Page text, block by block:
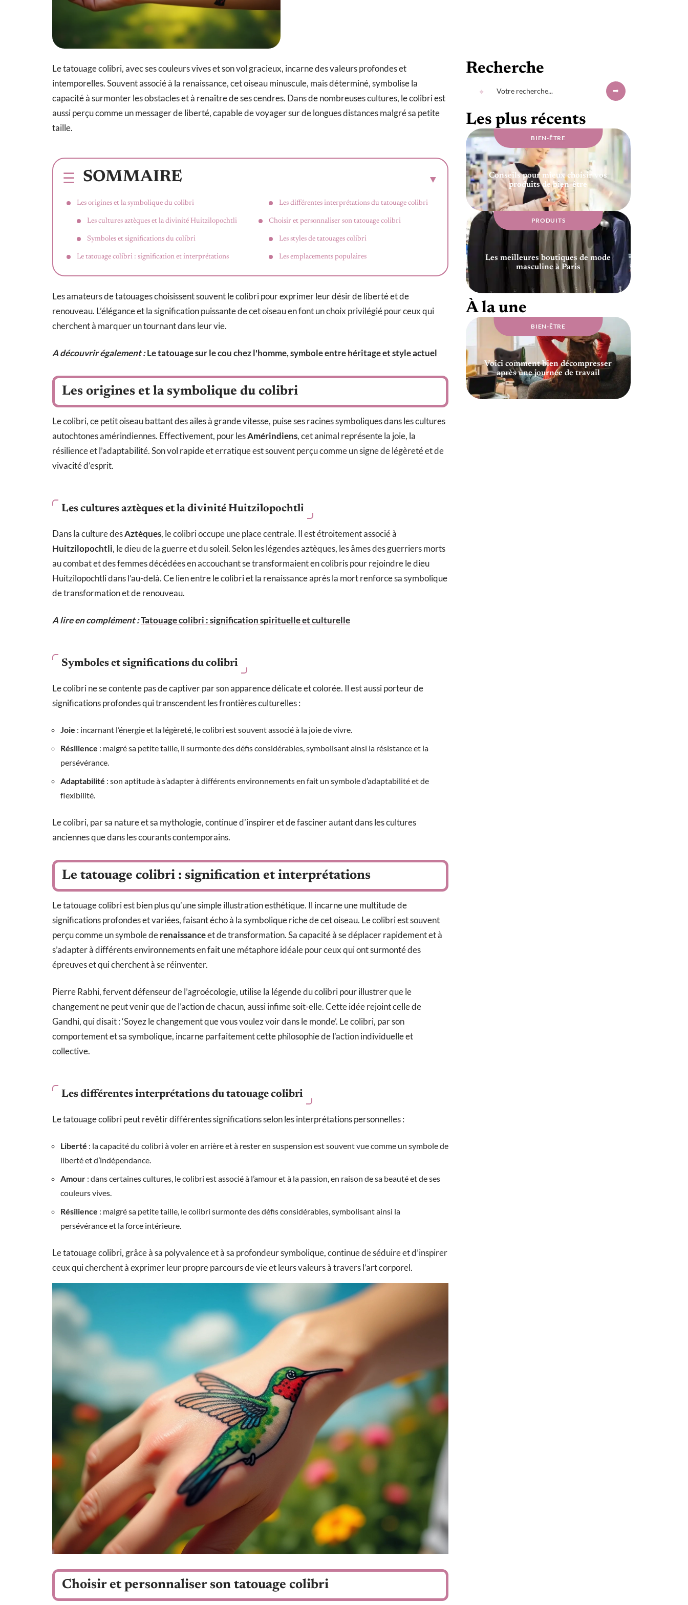
Le tatouage colibri, avec ses couleurs vives et son vol gracieux, incarne des valeurs profondes et
intemporelles. Souvent associé à la renaissance, cet oiseau minuscule, mais déterminé, symbolise la
capacité à surmonter les obstacles et à renaître de ses cendres. Dans de nombreuses cultures, le colibri est
aussi perçu comme un messager de liberté, capable de voyager sur de longues distances malgré sa petite
taille.
SOMMAIRE
Les origines et la symbolique du colibri
Les cultures aztèques et la divinité Huitzilopochtli
Symboles et significations du colibri
Le tatouage colibri : signification et interprétations
Les différentes interprétations du tatouage colibri
Choisir et personnaliser son tatouage colibri
Les styles de tatouages colibri
Les emplacements populaires
Les amateurs de tatouages choisissent souvent le colibri pour exprimer leur désir de liberté et de
renouveau. L’élégance et la signification puissante de cet oiseau en font un choix privilégié pour ceux qui
cherchent à marquer un tournant dans leur vie.
A découvrir également :Le tatouage sur le cou chez l'homme, symbole entre héritage et style actuel
Les origines et la symbolique du colibri
Le colibri, ce petit oiseau battant des ailes à grande vitesse, puise ses racines symboliques dans les cultures
autochtones amérindiennes. Effectivement, pour lesAmérindiens, cet animal représente la joie, la
résilience et l’adaptabilité. Son vol rapide et erratique est souvent perçu comme un signe de légèreté et de
vivacité d’esprit.
Les cultures aztèques et la divinité Huitzilopochtli
Dans la culture desAztèques, le colibri occupe une place centrale. Il est étroitement associé à
Huitzilopochtli, le dieu de la guerre et du soleil. Selon les légendes aztèques, les âmes des guerriers morts
au combat et des femmes décédées en accouchant se transformaient en colibris pour rejoindre le dieu
Huitzilopochtli dans l’au-delà. Ce lien entre le colibri et la renaissance après la mort renforce sa symbolique
de transformation et de renouveau.
A lire en complément :Tatouage colibri : signification spirituelle et culturelle
Symboles et significations du colibri
Le colibri ne se contente pas de captiver par son apparence délicate et colorée. Il est aussi porteur de
significations profondes qui transcendent les frontières culturelles :
Joie : incarnant l’énergie et la légèreté, le colibri est souvent associé à la joie de vivre.
Résilience : malgré sa petite taille, il surmonte des défis considérables, symbolisant ainsi la résistance et la
persévérance.
Adaptabilité : son aptitude à s’adapter à différents environnements en fait un symbole d’adaptabilité et de
flexibilité.
Le colibri, par sa nature et sa mythologie, continue d’inspirer et de fasciner autant dans les cultures
anciennes que dans les courants contemporains.
Le tatouage colibri : signification et interprétations
Le tatouage colibri est bien plus qu’une simple illustration esthétique. Il incarne une multitude de
significations profondes et variées, faisant écho à la symbolique riche de cet oiseau. Le colibri est souvent
perçu comme un symbole derenaissanceet de transformation. Sa capacité à se déplacer rapidement et à
s’adapter à différents environnements en fait une métaphore idéale pour ceux qui ont surmonté des
épreuves et qui cherchent à se réinventer.
Pierre Rabhi, fervent défenseur de l’agroécologie, utilise la légende du colibri pour illustrer que le
changement ne peut venir que de l’action de chacun, aussi infime soit-elle. Cette idée rejoint celle de
Gandhi, qui disait : ‘Soyez le changement que vous voulez voir dans le monde’. Le colibri, par son
comportement et sa symbolique, incarne parfaitement cette philosophie de l’action individuelle et
collective.
Les différentes interprétations du tatouage colibri
Le tatouage colibri peut revêtir différentes significations selon les interprétations personnelles :
Liberté : la capacité du colibri à voler en arrière et à rester en suspension est souvent vue comme un symbole de
liberté et d’indépendance.
Amour : dans certaines cultures, le colibri est associé à l’amour et à la passion, en raison de sa beauté et de ses
couleurs vives.
Résilience : malgré sa petite taille, le colibri surmonte des défis considérables, symbolisant ainsi la
persévérance et la force intérieure.
Le tatouage colibri, grâce à sa polyvalence et à sa profondeur symbolique, continue de séduire et d’inspirer
ceux qui cherchent à exprimer leur propre parcours de vie et leurs valeurs à travers l’art corporel.
Choisir et personnaliser son tatouage colibri
Recherche
Les plus récents
BIEN-ÊTRE
Conseils pour mieux choisir vos
produits de bien-être
PRODUITS
Les meilleures boutiques de mode
masculine à Paris
À la une
BIEN-ÊTRE
Voici comment bien décompresser
après une journée de travail